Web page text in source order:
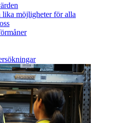
möjligheter för alla